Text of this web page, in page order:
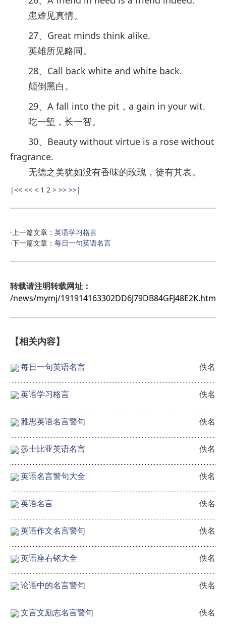
患难见真情。
27、Great minds think alike.
英雄所见略同。
28、Call back white and white back.
颠倒黑白。
29、A fall into the pit，a gain in your wit.
吃一堑，长一智。
30、Beauty without virtue is a rose without
fragrance.
无德之美犹如没有香味的玫瑰，徒有其表。
|<< << < 1 2 > >> >>|
·上一篇文章： 英语学习格言
·下一篇文章： 每日一句英语名言
转载请注明转载网址：
/news/mymj/191914163302DD6J79DB84GFJ48E2K.htm
【相关内容】
每日一句英语名言 佚名
英语学习格言 佚名
雅思英语名言警句 佚名
莎士比亚英语名言 佚名
英语名言警句大全 佚名
英语名言 佚名
英语作文名言警句 佚名
英语座右铭大全 佚名
论语中的名言警句 佚名
文言文励志名言警句 佚名